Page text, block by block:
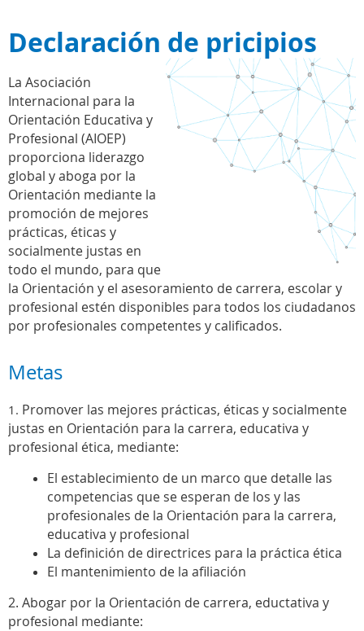
Declaración de pricipios
La Asociación
Internacional para la
Orientación Educativa y
Profesional (AIOEP)
proporciona liderazgo
global y aboga por la
Orientación mediante la
promoción de mejores
prácticas, éticas y
socialmente justas en
todo el mundo, para que
la Orientación y el asesoramiento de carrera, escolar y
profesional estén disponibles para todos los ciudadanos
por profesionales competentes y calificados.
Metas
1. Promover las mejores prácticas, éticas y socialmente
justas en Orientación para la carrera, educativa y
profesional ética, mediante:
El establecimiento de un marco que detalle las
competencias que se esperan de los y las
profesionales de la Orientación para la carrera,
educativa y profesional
La definición de directrices para la práctica ética
El mantenimiento de la afiliación
2. Abogar por la Orientación de carrera, eductativa y
profesional mediante: